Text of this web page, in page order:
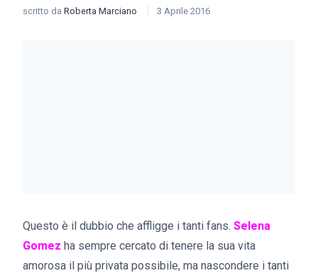
scritto da Roberta Marciano 3 Aprile 2016
Questo è il dubbio che affligge i tanti fans. Selena
Gomez ha sempre cercato di tenere la sua vita
amorosa il più privata possibile, ma nascondere i tanti